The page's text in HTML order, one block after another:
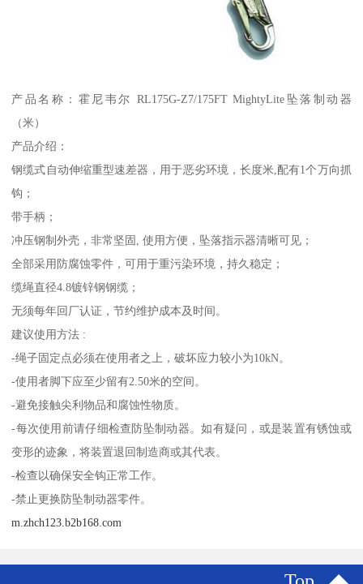
产品名称：霍尼韦尔 RL175G-Z7/175FT MightyLite坠落制动器
（米）
产品介绍：
钢缆式自动伸缩重型速差器，用于恶劣环境，长度米,配有1个万向抓
钩；
带手柄；
冲压钢制外壳，非常坚固, 使用方便，坠落指示器清晰可见；
全部采用防腐蚀零件，可用于重污染环境，持久稳定；
缆绳直径4.8镀锌钢钢缆；
无须每年回厂认证，节约维护成本及时间。
建议使用方法 :
-绳子固定点必须在使用者之上，破坏应力较小为10kN。
-使用者脚下应至少留有2.50米的空间。
-避免接触尖利物品和腐蚀性物质。
-每次使用前请仔细检查防坠制动器。如有疑问，或是装置有锈蚀或
变形的迹象，将装置退回制造商或其代表。
-检查以确保安全钩正常工作。
-禁止更换防坠制动器零件。
m.zhch123.b2b168.com